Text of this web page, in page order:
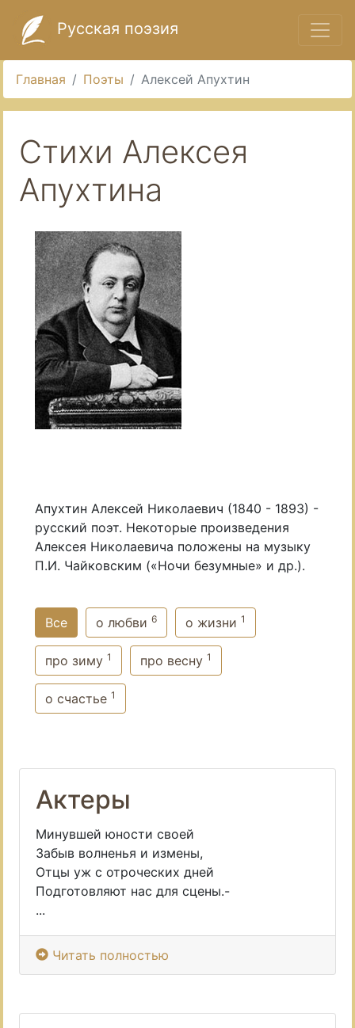
Русская поэзия
Главная Поэты Алексей Апухтин
Стихи Алексея
Апухтина
Апухтин Алексей Николаевич (1840 - 1893) -
русский поэт. Некоторые произведения
Алексея Николаевича положены на музыку
П.И. Чайковским («Ночи безумные» и др.).
Все о любви 6 о жизни 1
про зиму 1 про весну 1
о счастье 1
Актеры
Минувшей юности своей
Забыв волненья и измены,
Отцы уж с отроческих дней
Подготовляют нас для сцены.-
...
Читать полностью